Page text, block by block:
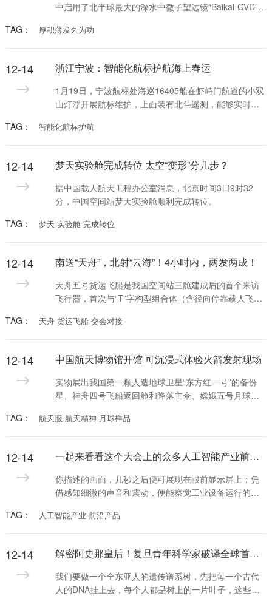
中启用了北半球最大的深水中微子望远镜“Baikal-GVD”，
学、水文学和淡水生物学现象，探索宇宙的产生和进化
过程。
TAG： 厚积薄发久为功
12-14 浙江宁波：智能化航标护航海上春运
1月19日，宁波航标处海巡16405船在虾峙门航道的小双
山灯浮开展航标维护，上面装有北斗遥测，能够实时监
TAG： 智能化航标护航
12-14 梦天实验舱完成转位 太空“变形”分几步？
据中国载人航天工程办公室消息，北京时间3日9时32
分，中国空间站梦天实验舱顺利完成转位。
TAG：
梦天 实验舱 完成转位
12-14 南送“天舟”，北射“云海”！4小时内，两发两成！
天舟五号货运飞船是我国空间站三舱建成后的首个来访
飞行器，首次与“T”字构型组合体（含径向停靠载人飞
在空间站有人驻留情况下实施货运飞船交会对接，具备
故障情况下手控遥操作交会对接任务备份能力，提高了
近距离交会过程可靠性。
TAG： 天舟 货运飞船 交会对接
12-14 中国航天博物馆开馆 可沉浸式体验火箭发射现场
实物展出我国第一颗人造地球卫星“东方红一号”的备份
星、神舟四号飞船返回舱和降落主伞、嫦娥五号月球样
国空间站VR漫游系统……11月16日，中国航天博物馆正
式开馆，首次全系统展示中国航天全貌、全方位展示航
天历史与成就，为公众提供感受航天技术及文化的平
台。
TAG： 航天服 航天精神 月球样品
12-14 一起来看看这个大会上的众多人工智能产业前沿产品
你描述的画面，几秒之后便可展现在眼前显示屏上；凭
借感知细微的声音和震动，便能察觉工业设备运行的问
城市的精细治理已可实现“一屏统揽”……
TAG： 人工智能产业 前沿产品
12-14 解密阿史那皇后！复旦青年科学家破译全球首例古突厥皇室基因组
我们要做一个全东亚人的遗传谱系树，先把每一个古代
人的DNA挂上去，每个人都是树上的一片叶子，这些人